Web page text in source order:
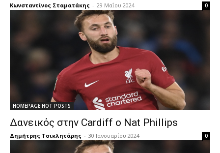
Κωνσταντίνος Σταματάκης - 29 Μαΐου 2024 0
HOMEPAGE HOT POSTS
Δανεικός στην Cardiff ο Nat Phillips
Δημήτρης Τσικλητάρης - 30 Ιανουαρίου 2024 0